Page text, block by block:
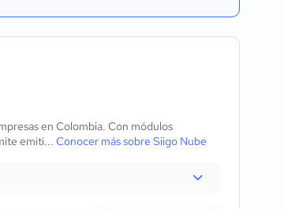
en Colombia. Con módulos
emiti... Conocer más sobre Siigo Nube